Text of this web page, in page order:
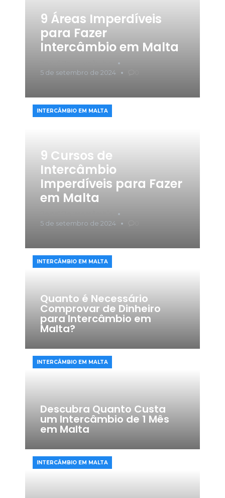
9 Áreas Imperdíveis
para Fazer
Intercâmbio em Malta
5 de setembro de 2024
9 Cursos de
Intercâmbio
Imperdíveis para Fazer
em Malta
5 de setembro de 2024
INTERCÂMBIO EM MALTA​
Quanto é Necessário
Comprovar de Dinheiro
para Intercâmbio em
Malta?
INTERCÂMBIO EM MALTA​
Descubra Quanto Custa
um Intercâmbio de 1 Mês
em Malta
INTERCÂMBIO EM MALTA​
INTERCÂMBIO EM MALTA​